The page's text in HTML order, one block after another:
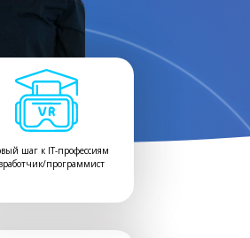
шаг к IT-профессиям
программист